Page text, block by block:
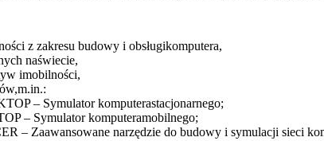
z zakresu budowy i obsługikomputera,
naświecie,
imobilności,
– Symulator komputerastacjonarnego;
– Symulator komputeramobilnego;
– Zaawansowane narzędzie do budowy i symulacji sieci